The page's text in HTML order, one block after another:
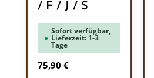
/ F / J / S
Sofort verfügbar,
Lieferzeit: 1-3
Tage
Regulärer Preis:
75,90 €